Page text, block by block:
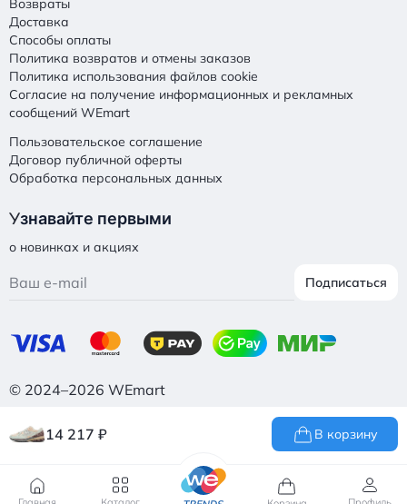
14 217 ₽ В корзину
Возвраты
Доставка
Способы оплаты
Политика возвратов и отмены заказов
Политика использования файлов cookie
Согласие на получение информационных и рекламных
сообщений WEmart
Пользовательское соглашение
Договор публичной оферты
Обработка персональных данных
Узнавайте первыми
о новинках и акциях
Подписаться
© 2024–2026 WEmart